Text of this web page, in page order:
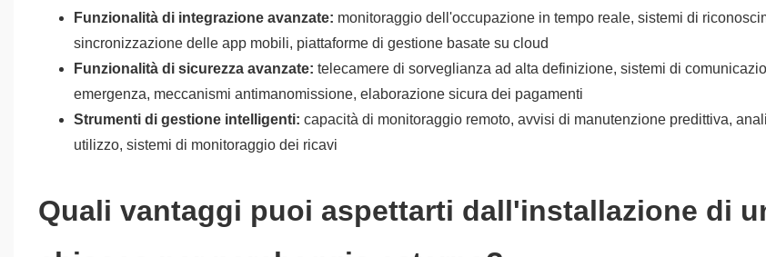
Funzionalità di integrazione avanzate: monitoraggio dell'occupazione in tempo reale, sistemi di
sincronizzazione delle app mobili, piattaforme di gestione basate su cloud
Funzionalità di sicurezza avanzate: telecamere di sorveglianza ad alta definizione, sistemi di
emergenza, meccanismi antimanomissione, elaborazione sicura dei pagamenti
Strumenti di gestione intelligenti: capacità di monitoraggio remoto, avvisi di manutenzione predittiva,
utilizzo, sistemi di monitoraggio dei ricavi
Quali vantaggi puoi aspettarti dall'installazione di